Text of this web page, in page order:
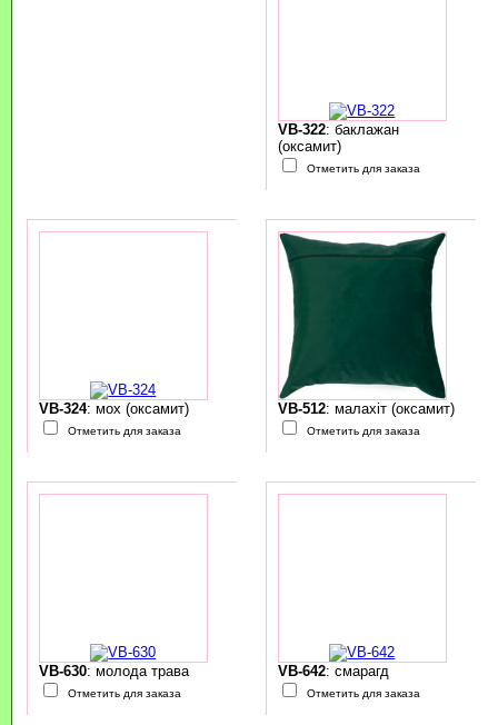
VB-322: баклажан
(оксамит)
Отметить для заказа
VB-324: мох (оксамит)
Отметить для заказа
VB-512: малахіт (оксамит)
Отметить для заказа
VB-630: молода трава
Отметить для заказа
VB-642: смарагд
Отметить для заказа